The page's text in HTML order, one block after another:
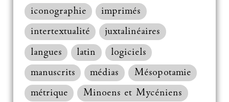
iconographie
imprimés
intertextualité
juxtalinéaires
langues
latin
logiciels
manuscrits
médias
Mésopotamie
métrique
Minoens et Mycéniens